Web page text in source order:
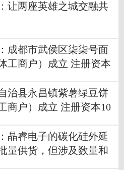
让两座英雄之城交融共
成都市武侯区柒柒号面
工商户）成立 注册资本
治县永昌镇紫薯绿豆饼
商户）成立 注册资本10
晶睿电子的碳化硅外延
量供货，但涉及数量和